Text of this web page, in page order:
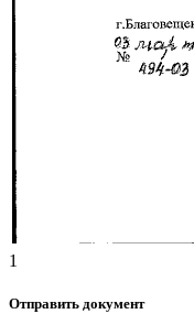
1
Отправить документ